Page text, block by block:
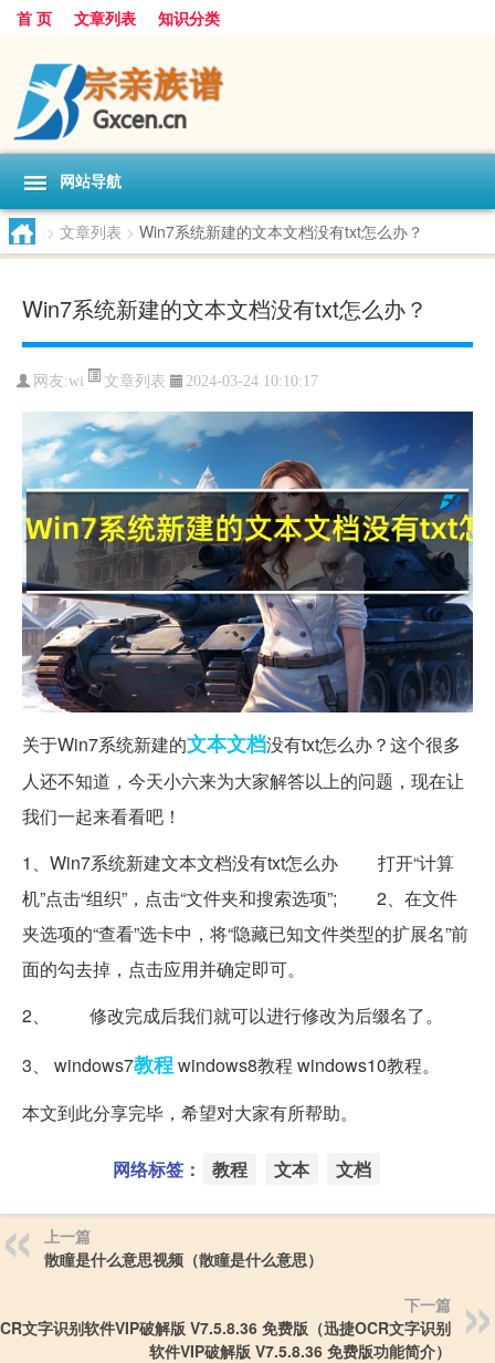
首 页 文章列表 知识分类
网站导航
> 文章列表 > Win7系统新建的文本文档没有txt怎么办？
Win7系统新建的文本文档没有txt怎么办？
网友:wi 文章列表 2024-03-24 10:10:17
关于Win7系统新建的文本文档没有txt怎么办？这个很多
人还不知道，今天小六来为大家解答以上的问题，现在让
我们一起来看看吧！
1、Win7系统新建文本文档没有txt怎么办 打开“计算
机”点击“组织”，点击“文件夹和搜索选项”; 2、在文件
夹选项的“查看”选卡中，将“隐藏已知文件类型的扩展名”前
面的勾去掉，点击应用并确定即可。
2、 修改完成后我们就可以进行修改为后缀名了。
3、 windows7教程windows8教程 windows10教程。
本文到此分享完毕，希望对大家有所帮助。
网络标签： 教程 文本 文档
上一篇
散瞳是什么意思视频（散瞳是什么意思）
下一篇
文字识别软件VIP破解版 V7.5.8.36 免费版（迅捷OCR文字识别
软件VIP破解版 V7.5.8.36 免费版功能简介）